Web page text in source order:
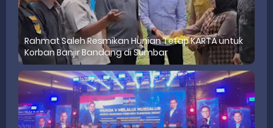
Rahmat Saleh Resmikan Hunian Tetap KARTA untuk
Korban Banjir Bandang di Sumbar